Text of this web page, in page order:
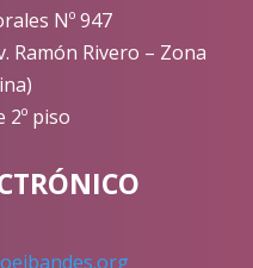
Nº 947
Ramón Rivero – Zona
2º piso